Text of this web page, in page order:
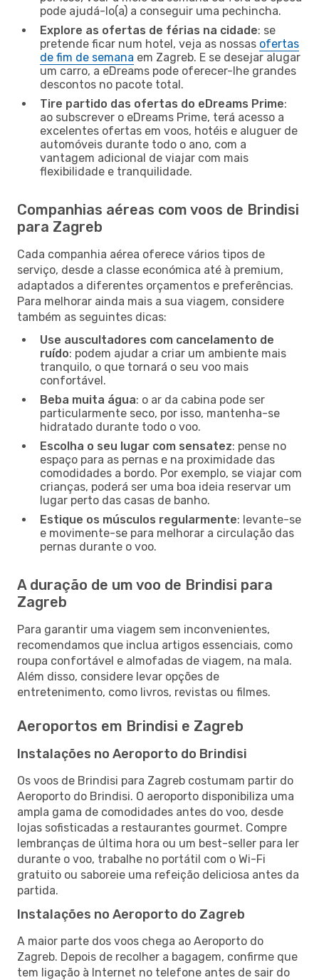
pode ajudá-lo(a) a conseguir uma pechincha.
Explore as ofertas de férias na cidade: se
pretende ficar num hotel, veja as nossas ofertas
de fim de semana em Zagreb. E se desejar alugar
um carro, a eDreams pode oferecer-lhe grandes
descontos no pacote total.
Tire partido das ofertas do eDreams Prime:
ao subscrever o eDreams Prime, terá acesso a
excelentes ofertas em voos, hotéis e aluguer de
automóveis durante todo o ano, com a
vantagem adicional de viajar com mais
flexibilidade e tranquilidade.
Companhias aéreas com voos de Brindisi
para Zagreb
Cada companhia aérea oferece vários tipos de
serviço, desde a classe económica até à premium,
adaptados a diferentes orçamentos e preferências.
Para melhorar ainda mais a sua viagem, considere
também as seguintes dicas:
Use auscultadores com cancelamento de
ruído: podem ajudar a criar um ambiente mais
tranquilo, o que tornará o seu voo mais
confortável.
Beba muita água: o ar da cabina pode ser
particularmente seco, por isso, mantenha-se
hidratado durante todo o voo.
Escolha o seu lugar com sensatez: pense no
espaço para as pernas e na proximidade das
comodidades a bordo. Por exemplo, se viajar com
crianças, poderá ser uma boa ideia reservar um
lugar perto das casas de banho.
Estique os músculos regularmente: levante-se
e movimente-se para melhorar a circulação das
pernas durante o voo.
A duração de um voo de Brindisi para
Zagreb
Para garantir uma viagem sem inconvenientes,
recomendamos que inclua artigos essenciais, como
roupa confortável e almofadas de viagem, na mala.
Além disso, considere levar opções de
entretenimento, como livros, revistas ou filmes.
Aeroportos em Brindisi e Zagreb
Instalações no Aeroporto do Brindisi
Os voos de Brindisi para Zagreb costumam partir do
Aeroporto do Brindisi. O aeroporto disponibiliza uma
ampla gama de comodidades antes do voo, desde
lojas sofisticadas a restaurantes gourmet. Compre
lembranças de última hora ou um best-seller para ler
durante o voo, trabalhe no portátil com o Wi-Fi
gratuito ou saboreie uma refeição deliciosa antes da
partida.
Instalações no Aeroporto do Zagreb
A maior parte dos voos chega ao Aeroporto do
Zagreb. Depois de recolher a bagagem, confirme que
tem ligação à Internet no telefone antes de sair do